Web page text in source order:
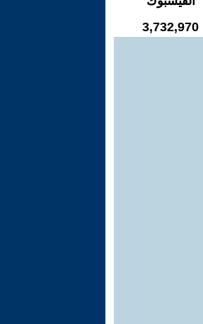
3,732,970